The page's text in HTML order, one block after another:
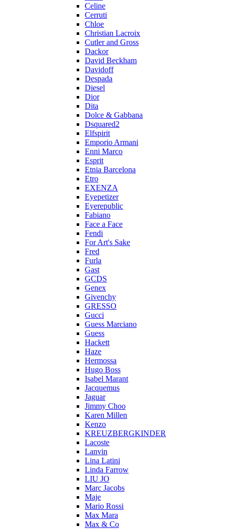
Celine
Cerruti
Chloe
Christian Lacroix
Cutler and Gross
Dackor
David Beckham
Davidoff
Despada
Diesel
Dior
Dita
Dolce & Gabbana
Dsquared2
Elfspirit
Emporio Armani
Enni Marco
Esprit
Etnia Barcelona
Etro
EXENZA
Eyepetizer
Eyerepublic
Fabiano
Face a Face
Fendi
For Art's Sake
Fred
Furla
Gast
GCDS
Genex
Givenchy
GRESSO
Gucci
Guess Marciano
Guess
Hackett
Haze
Hermossa
Hugo Boss
Isabel Marant
Jacquemus
Jaguar
Jimmy Choo
Karen Millen
Kenzo
KREUZBERGKINDER
Lacoste
Lanvin
Lina Latini
Linda Farrow
LIU JO
Marc Jacobs
Maje
Mario Rossi
Max Mara
Max & Co